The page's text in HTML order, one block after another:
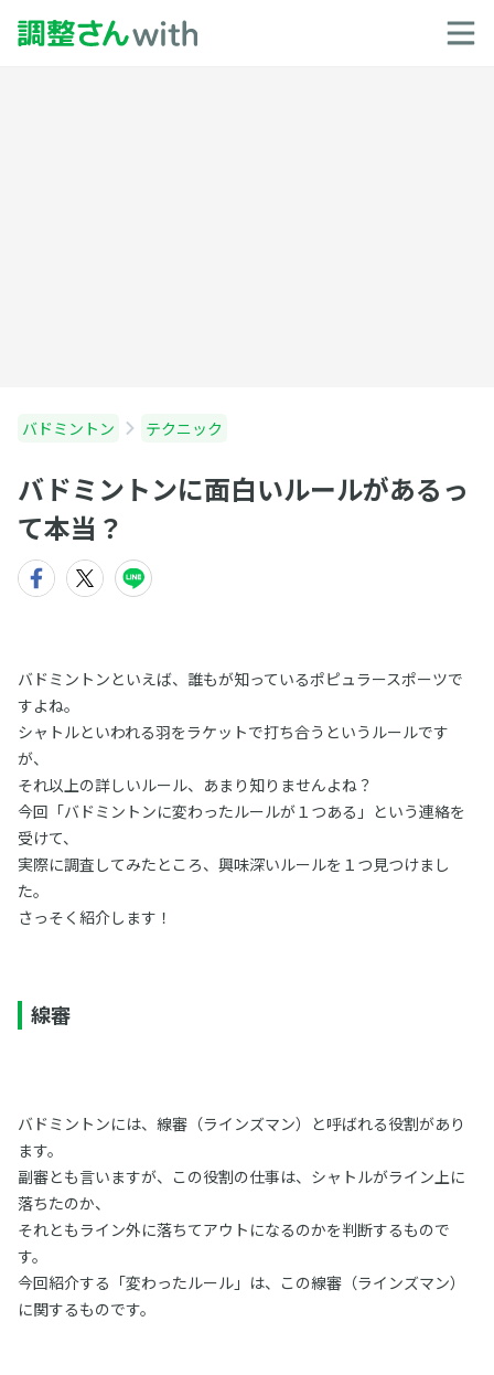
バドミントン テクニック
バドミントンに面白いルールがあるっ
て本当？
バドミントンといえば、誰もが知っているポピュラースポーツで
すよね。
シャトルといわれる羽をラケットで打ち合うというルールです
が、
それ以上の詳しいルール、あまり知りませんよね？
今回「バドミントンに変わったルールが１つある」という連絡を
受けて、
実際に調査してみたところ、興味深いルールを１つ見つけまし
た。
さっそく紹介します！
線審
バドミントンには、線審（ラインズマン）と呼ばれる役割があり
ます。
副審とも言いますが、この役割の仕事は、シャトルがライン上に
落ちたのか、
それともライン外に落ちてアウトになるのかを判断するもので
す。
今回紹介する「変わったルール」は、この線審（ラインズマン）
に関するものです。